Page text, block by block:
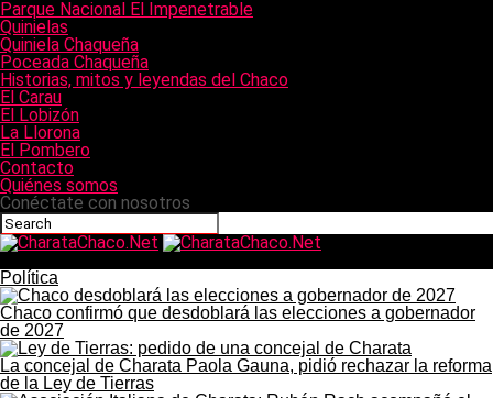
Parque Nacional El Impenetrable
Quinielas
Quiniela Chaqueña
Poceada Chaqueña
Historias, mitos y leyendas del Chaco
El Carau
El Lobizón
La Llorona
El Pombero
Contacto
Quiénes somos
Conéctate con nosotros
Política
Chaco confirmó que desdoblará las elecciones a gobernador
de 2027
La concejal de Charata Paola Gauna, pidió rechazar la reforma
de la Ley de Tierras